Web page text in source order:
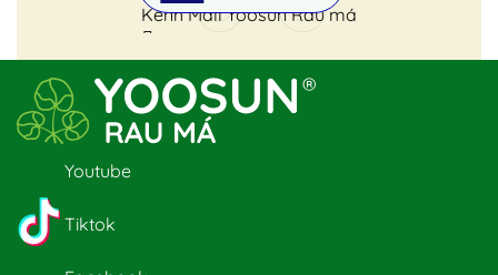
Kênh Mall Yoosun Rau má
Youtube
Tiktok